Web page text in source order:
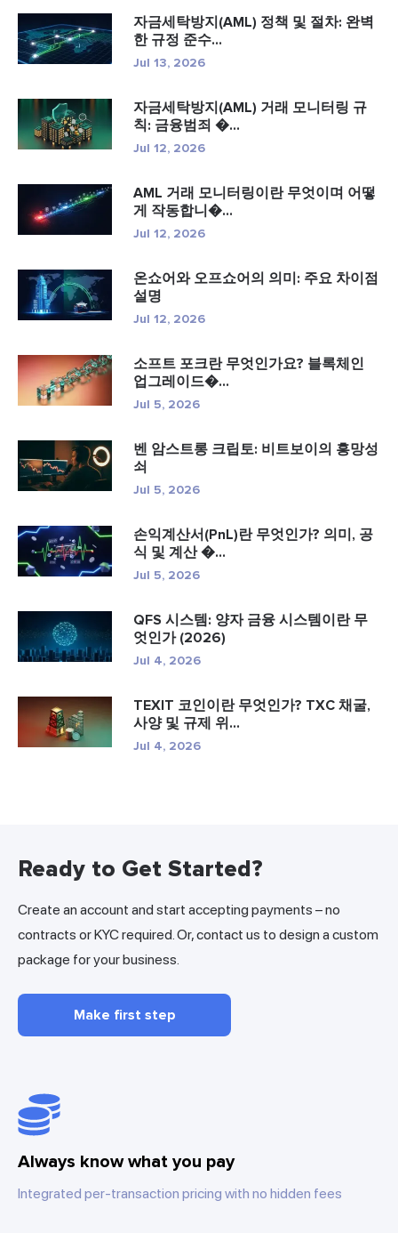
자금세탁방지(AML) 정책 및 절차: 완벽
한 규정 준수...
Jul 13, 2026
자금세탁방지(AML) 거래 모니터링 규
칙: 금융범죄 �...
Jul 12, 2026
AML 거래 모니터링이란 무엇이며 어떻
게 작동합니�...
Jul 12, 2026
온쇼어와 오프쇼어의 의미: 주요 차이점
설명
Jul 12, 2026
소프트 포크란 무엇인가요? 블록체인
업그레이드�...
Jul 5, 2026
벤 암스트롱 크립토: 비트보이의 흥망성
쇠
Jul 5, 2026
손익계산서(PnL)란 무엇인가? 의미, 공
식 및 계산 �...
Jul 5, 2026
QFS 시스템: 양자 금융 시스템이란 무
엇인가 (2026)
Jul 4, 2026
TEXIT 코인이란 무엇인가? TXC 채굴,
사양 및 규제 위...
Jul 4, 2026
Ready to Get Started?
Create an account and start accepting payments – no
contracts or KYC required. Or, contact us to design a custom
package for your business.
Make first step
Always know what you pay
Integrated per-transaction pricing with no hidden fees